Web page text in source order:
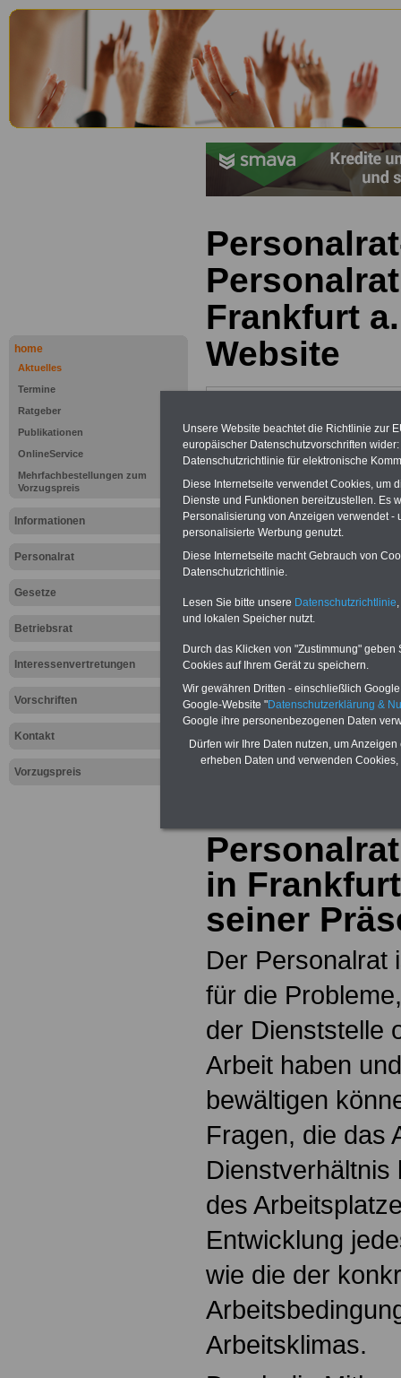
home
Aktuelles
Termine
Ratgeber
Publikationen
OnlineService
Mehrfachbestellungen zum
Vorzugspreis
Informationen
Personalrat
Gesetze
Betriebsrat
Interessenvertretungen
Vorschriften
Kontakt
Vorzugspreis
Frankfurt
Website
>>>zur
Nachrichten für
in
seiner
Der Personalrat
für die
der Dienststelle
Arbeit haben
bewältigen
Fragen, die das
Dienstverhältnis
des
Entwicklung
wie die der
Arbeitsklimas.
Unsere Website beachtet die Richtlinie zur
europäischer Datenschutzvorschriften
Datenschutzrichtlinie für elektronische
Diese Internetseite verwendet Cookies, um
Dienste und Funktionen bereitzustellen. Es
Personalisierung von Anzeigen verwendet
personalisierte Werbung genutzt.
Diese Internetseite macht Gebrauch von
Datenschutzrichtlinie.
Lesen Sie bitte unsere Datenschutzrichtlinie
und lokalen Speicher nutzt.
Durch das Klicken von "Zustimmung"
Cookies auf Ihrem Gerät zu speichern.
Wir gewähren Dritten - einschließlich
Google-Website "Datenschutzerklärung &
Google ihre personenbezogenen Daten
Dürfen wir Ihre Daten nutzen, um
erheben Daten und verwenden